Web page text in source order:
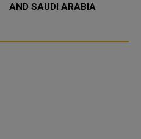
AND SAUDI ARABIA